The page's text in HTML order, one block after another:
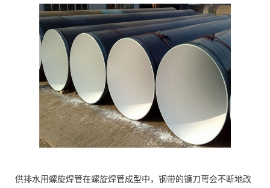
供排水用螺旋焊管在螺旋焊管成型中，钢带的镰刀弯会不断地改